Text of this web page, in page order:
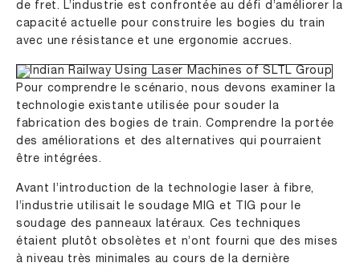
de fret. L’industrie est confrontée au défi d’améliorer la
capacité actuelle pour construire les bogies du train
avec une résistance et une ergonomie accrues.
Pour comprendre le scénario, nous devons examiner la
technologie existante utilisée pour souder la
fabrication des bogies de train. Comprendre la portée
des améliorations et des alternatives qui pourraient
être intégrées.
Avant l’introduction de la technologie laser à fibre,
l’industrie utilisait le soudage MIG et TIG pour le
soudage des panneaux latéraux. Ces techniques
étaient plutôt obsolètes et n’ont fourni que des mises
à niveau très minimales au cours de la dernière